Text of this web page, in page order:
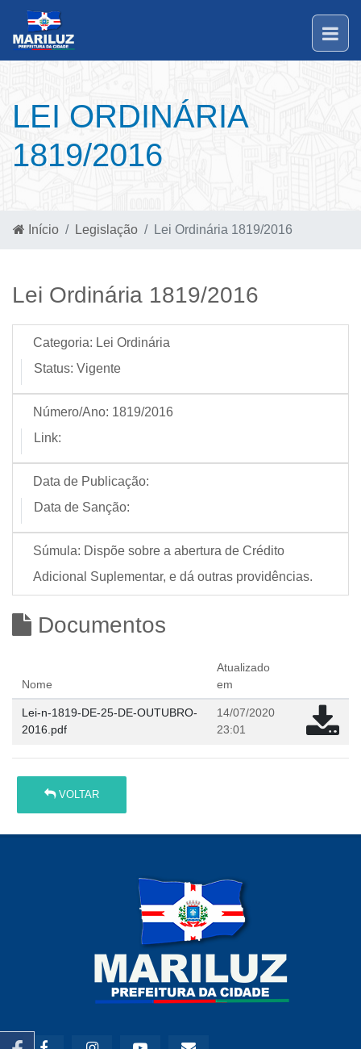
LEI ORDINÁRIA
1819/2016
Início Legislação Lei Ordinária 1819/2016
Lei Ordinária 1819/2016
Categoria: Lei Ordinária
Status: Vigente
Número/Ano: 1819/2016
Link:
Data de Publicação:
Data de Sanção:
Súmula: Dispõe sobre a abertura de Crédito
Adicional Suplementar, e dá outras providências.
Documentos
Nome
Atualizado
em
Lei-n-1819-DE-25-DE-OUTUBRO-
2016.pdf
14/07/2020
23:01
VOLTAR